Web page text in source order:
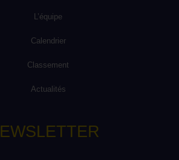
L’équipe
Calendrier
Classement
Actualités